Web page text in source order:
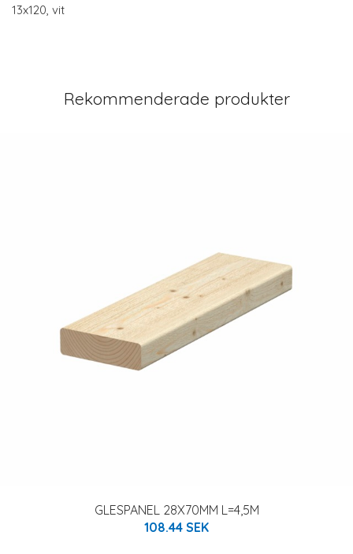
13x120, vit
Rekommenderade produkter
GLESPANEL 28X70MM L=4,5M
108.44 SEK